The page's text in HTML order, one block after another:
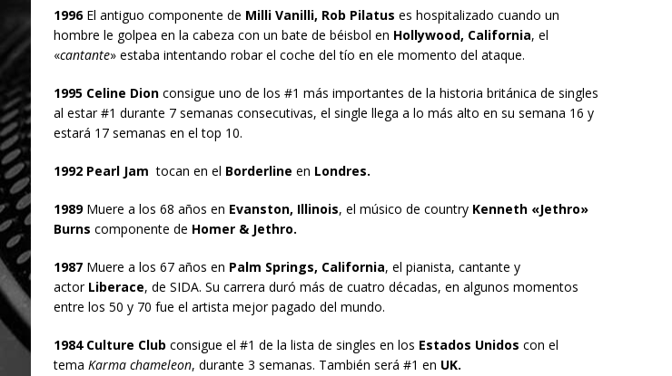
1996El antiguo componente de Milli Vanilli, Rob Pilatus es hospitalizado cuando un
hombre le golpea en la cabeza con un bate de béisbol en Hollywood, California, el
«cantante» estaba intentando robar el coche del tío en ele momento del ataque.
1995 Celine Dionconsigue uno de los #1 más importantes de la historia británica de singles
al estar #1 durante 7 semanas consecutivas, el single llega a lo más alto en su semana 16 y
estará 17 semanas en el top 10.
1992 Pearl Jam tocan en el Borderline en Londres.
1989Muere a los 68 años en Evanston, Illinois, el músico de country Kenneth «Jethro»
Burns componente de Homer & Jethro.
1987Muere a los 67 años en Palm Springs, California, el pianista, cantante y
actorLiberace, de SIDA. Su carrera duró más de cuatro décadas, en algunos momentos
entre los 50 y 70 fue el artista mejor pagado del mundo.
1984 Culture Club consigue el #1 de la lista de singles en los Estados Unidos con el
tema Karma chameleon, durante 3 semanas. También será #1 en UK.